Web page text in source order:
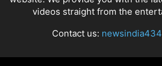
videos straight from the
Contact us: